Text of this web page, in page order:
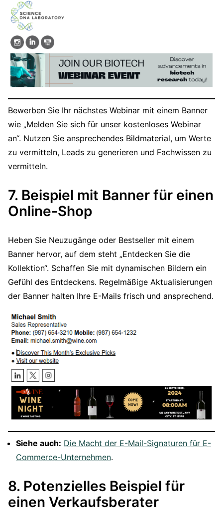
Bewerben Sie Ihr nächstes Webinar mit einem Banner
wie „Melden Sie sich für unser kostenloses Webinar
an“. Nutzen Sie ansprechendes Bildmaterial, um Werte
zu vermitteln, Leads zu generieren und Fachwissen zu
vermitteln.
7. Beispiel mit Banner für einen
Online-Shop
Heben Sie Neuzugänge oder Bestseller mit einem
Banner hervor, auf dem steht „Entdecken Sie die
Kollektion“. Schaffen Sie mit dynamischen Bildern ein
Gefühl des Entdeckens. Regelmäßige Aktualisierungen
der Banner halten Ihre E-Mails frisch und ansprechend.
Siehe auch: Die Macht der E-Mail-Signaturen für E-
Commerce-Unternehmen.
8. Potenzielles Beispiel für
einen Verkaufsberater